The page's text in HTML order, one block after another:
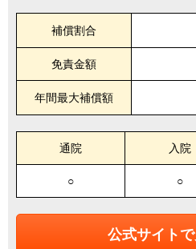
補償割合
免責金額
年間最大補償額
通院 入院
○ ○
公式サイト